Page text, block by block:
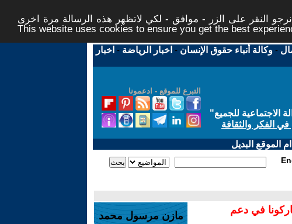
النقر على الزر - موافق - لكي لاتظهر هذه الرسالة مرة اخرى -
This website uses cookies to ensure you get the best
-وكالة أنباء حقوق الإنسان - اخبار الرياضة - اخبار
التبرع للموقع - ادعمونا
للجميع"
الفكر والثقافة
الموقع البديل
في دعم
مازن مرسول محمد